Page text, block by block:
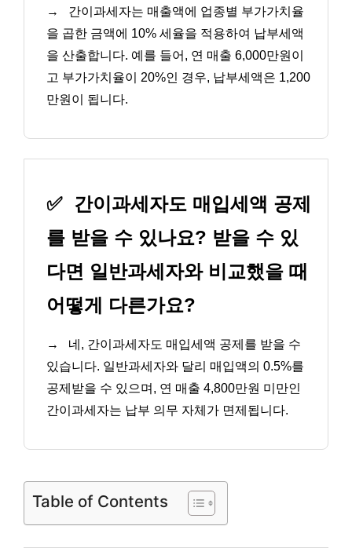
→
간이과세자는 매출액에 업종별 부가가치율
을 곱한 금액에 10% 세율을 적용하여 납부세액
을 산출합니다. 예를 들어, 연 매출 6,000만원이
고 부가가치율이 20%인 경우, 납부세액은 1,200
만원이 됩니다.
✅
간이과세자도 매입세액 공제
를 받을 수 있나요? 받을 수 있
다면 일반과세자와 비교했을 때
어떻게 다른가요?
→
네, 간이과세자도 매입세액 공제를 받을 수
있습니다. 일반과세자와 달리 매입액의 0.5%를
공제받을 수 있으며, 연 매출 4,800만원 미만인
간이과세자는 납부 의무 자체가 면제됩니다.
Table of Contents